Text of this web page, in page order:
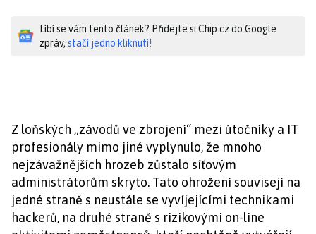
Líbí se vám tento článek? Přidejte si Chip.cz do Google
zpráv, stačí jedno kliknutí!
Z loňských „závodů ve zbrojení“ mezi útočníky a IT
profesionály mimo jiné vyplynulo, že mnoho
nejzávažnějších hrozeb zůstalo síťovým
administrátorům skryto. Tato ohrožení souvisejí na
jedné straně s neustále se vyvíjejícími technikami
hackerů, na druhé straně s rizikovými on-line